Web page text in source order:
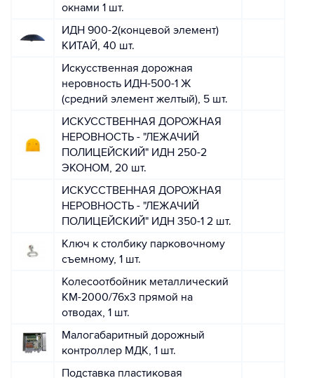
окнами 1 шт.
ИДН 900-2(концевой элемент)
КИТАЙ, 40 шт.
Искусственная дорожная
неровность ИДН-500-1 Ж
(средний элемент желтый), 5 шт.
ИСКУССТВЕННАЯ ДОРОЖНАЯ
НЕРОВНОСТЬ - "ЛЕЖАЧИЙ
ПОЛИЦЕЙСКИЙ" ИДН 250-2
ЭКОНОМ, 20 шт.
ИСКУССТВЕННАЯ ДОРОЖНАЯ
НЕРОВНОСТЬ - "ЛЕЖАЧИЙ
ПОЛИЦЕЙСКИЙ" ИДН 350-1 2 шт.
Ключ к столбику парковочному
съемному, 1 шт.
Колесоотбойник металлический
КМ-2000/76х3 прямой на
отводах, 1 шт.
Малогабаритный дорожный
контроллер МДК, 1 шт.
Подставка пластиковая